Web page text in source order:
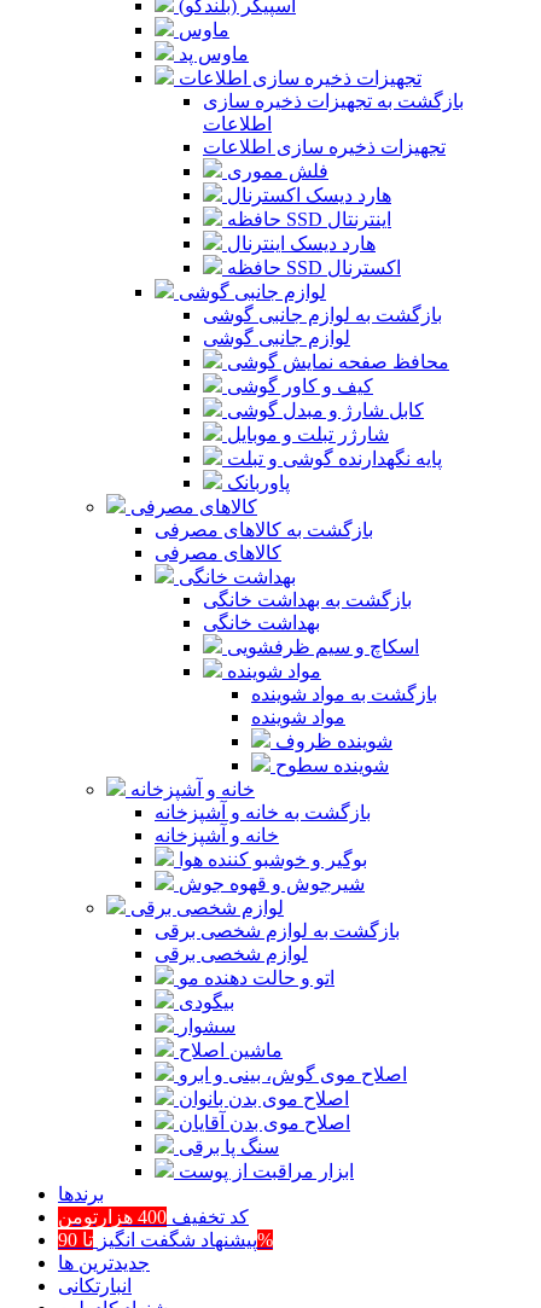
اسپیکر (بلندگو)
ماوس
ماوس پد
تجهیزات ذخیره سازی اطلاعات
بازگشت به تجهیزات ذخیره سازی
اطلاعات
تجهیزات ذخیره سازی اطلاعات
فلش مموری
هارد دیسک اکسترنال
حافظه SSD اینترنتال
هارد دیسک اینترنال
حافظه SSD اکسترنال
لوازم جانبی گوشی
بازگشت به لوازم جانبی گوشی
لوازم جانبی گوشی
محافظ صفحه نمایش گوشی
کیف و کاور گوشی
کابل شارژ و مبدل گوشی
شارژر تبلت و موبایل
پایه نگهدارنده گوشی و تبلت
پاوربانک
کالاهای مصرفی
بازگشت به کالاهای مصرفی
کالاهای مصرفی
بهداشت خانگی
بازگشت به بهداشت خانگی
بهداشت خانگی
اسکاچ و سیم ظرفشویی
مواد شوینده
بازگشت به مواد شوینده
مواد شوینده
شوینده ظروف
شوینده سطوح
خانه و آشپزخانه
بازگشت به خانه و آشپزخانه
خانه و آشپزخانه
بوگیر و خوشبو کننده هوا
شیرجوش و قهوه جوش
لوازم شخصی برقی
بازگشت به لوازم شخصی برقی
لوازم شخصی برقی
اتو و حالت دهنده مو
بیگودی
سشوار
ماشین اصلاح
اصلاح موی گوش، بینی و ابرو
اصلاح موی بدن بانوان
اصلاح موی بدن آقایان
سنگ پا برقی
ابزار مراقبت از پوست
برند‌ها
کد تخفیف 400 هزارتومن
پیشنهاد شگفت انگیزتا 90%
جدیدترین ها
انبارتکانی